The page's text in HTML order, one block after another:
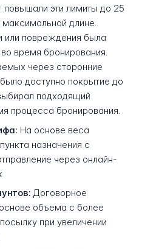
эти лимиты до 25
максимальной длине.
или повреждения была
время бронирования.
через сторонние
доступно покрытие до
подходящий
процесса бронирования.
На основе веса
назначения с
через онлайн-
Договорное
объема с более
при увеличении